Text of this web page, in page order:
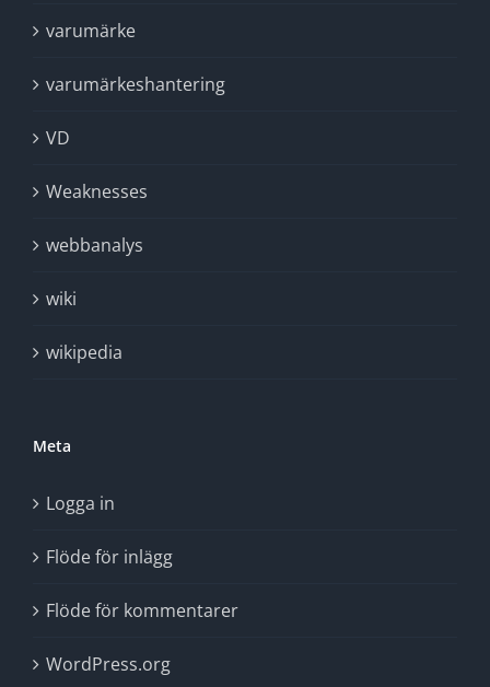
varumärke
varumärkeshantering
VD
Weaknesses
webbanalys
wiki
wikipedia
Meta
Logga in
Flöde för inlägg
Flöde för kommentarer
WordPress.org